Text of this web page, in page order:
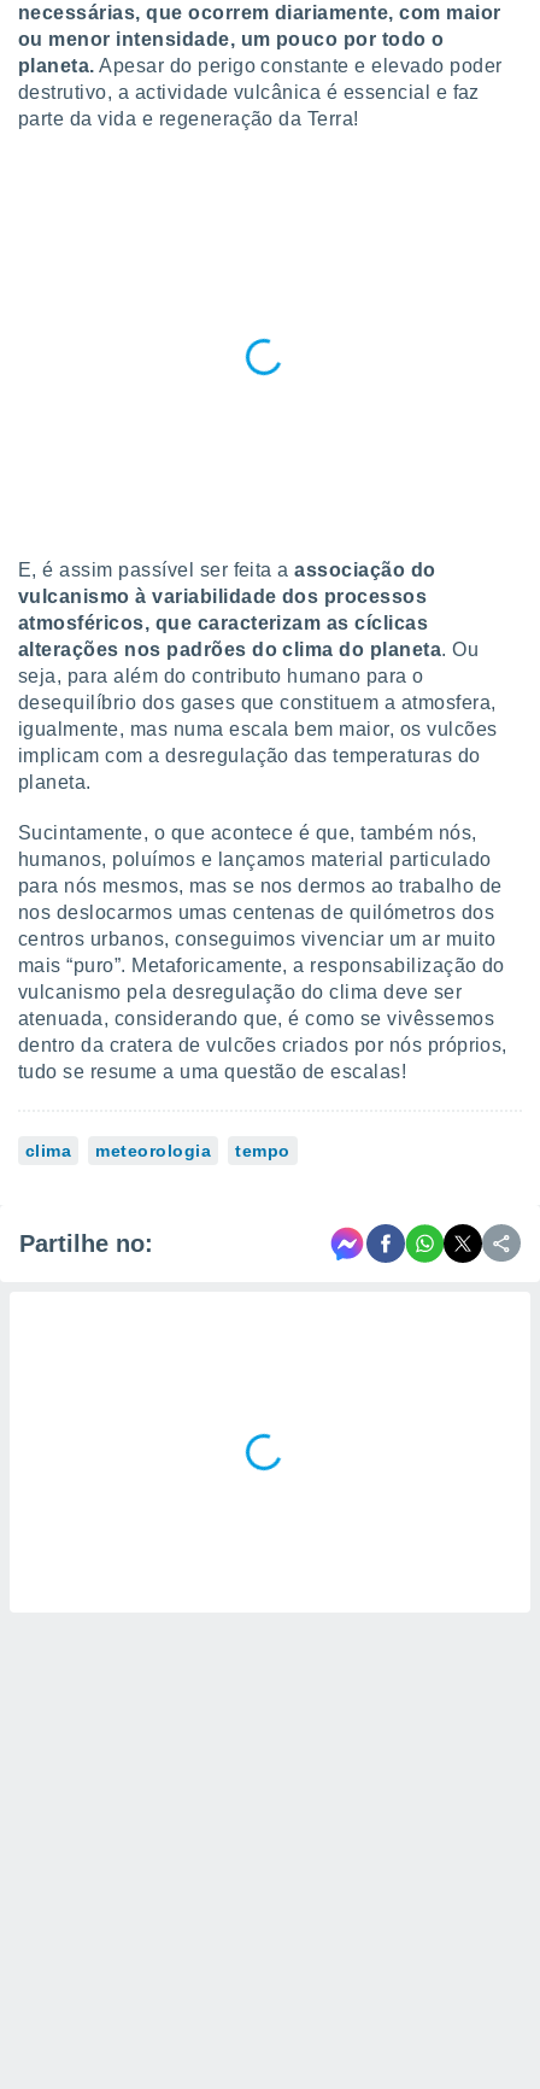
através
necessárias, que ocorrem diariamente, com maior
ou menor intensidade, um pouco por todo o
planeta. Apesar do perigo constante e elevado poder
destrutivo, a actividade vulcânica é essencial e faz
parte da vida e regeneração da Terra!
E, é assim passível ser feita aassociação do
vulcanismo à variabilidade dos processos
atmosféricos, que caracterizam as cíclicas
alterações nos padrões do clima do planeta. Ou
seja, para além do contributo humano para o
desequilíbrio dos gases que constituem a atmosfera,
igualmente, mas numa escala bem maior, os vulcões
implicam com a desregulação das temperaturas do
planeta.
Sucintamente, o que acontece é que, também nós,
humanos, poluímos e lançamos material particulado
para nós mesmos, mas se nos dermos ao trabalho de
nos deslocarmos umas centenas de quilómetros dos
centros urbanos, conseguimos vivenciar um ar muito
mais “puro”. Metaforicamente, a responsabilização do
vulcanismo pela desregulação do clima deve ser
atenuada, considerando que, é como se vivêssemos
dentro da cratera de vulcões criados por nós próprios,
tudo se resume a uma questão de escalas!
clima meteorologia tempo
Partilhe no: